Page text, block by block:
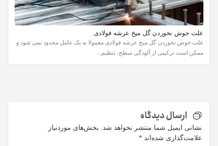
علت جوش نخوردن گل میخ عرشه فولادی
علت جوش نخوردن گل میخ عرشه فولادی معمولا به یک عامل محدود نمی شود و
ممکن است ترکیبی از آلودگی سطح، تنظیم...
ارسال دیدگاه
نشانی ایمیل شما منتشر نخواهد شد. بخش‌های موردنیاز
علامت‌گذاری شده‌اند *